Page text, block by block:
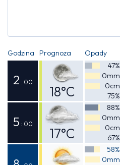
Godzina Prognoza Opady
2 : 00
18°C
Odczuwalna
17°C
47%
0mm
0cm
75%
5 : 00
17°C
Odczuwalna
17°C
88%
0mm
0cm
67%
58%
0mm